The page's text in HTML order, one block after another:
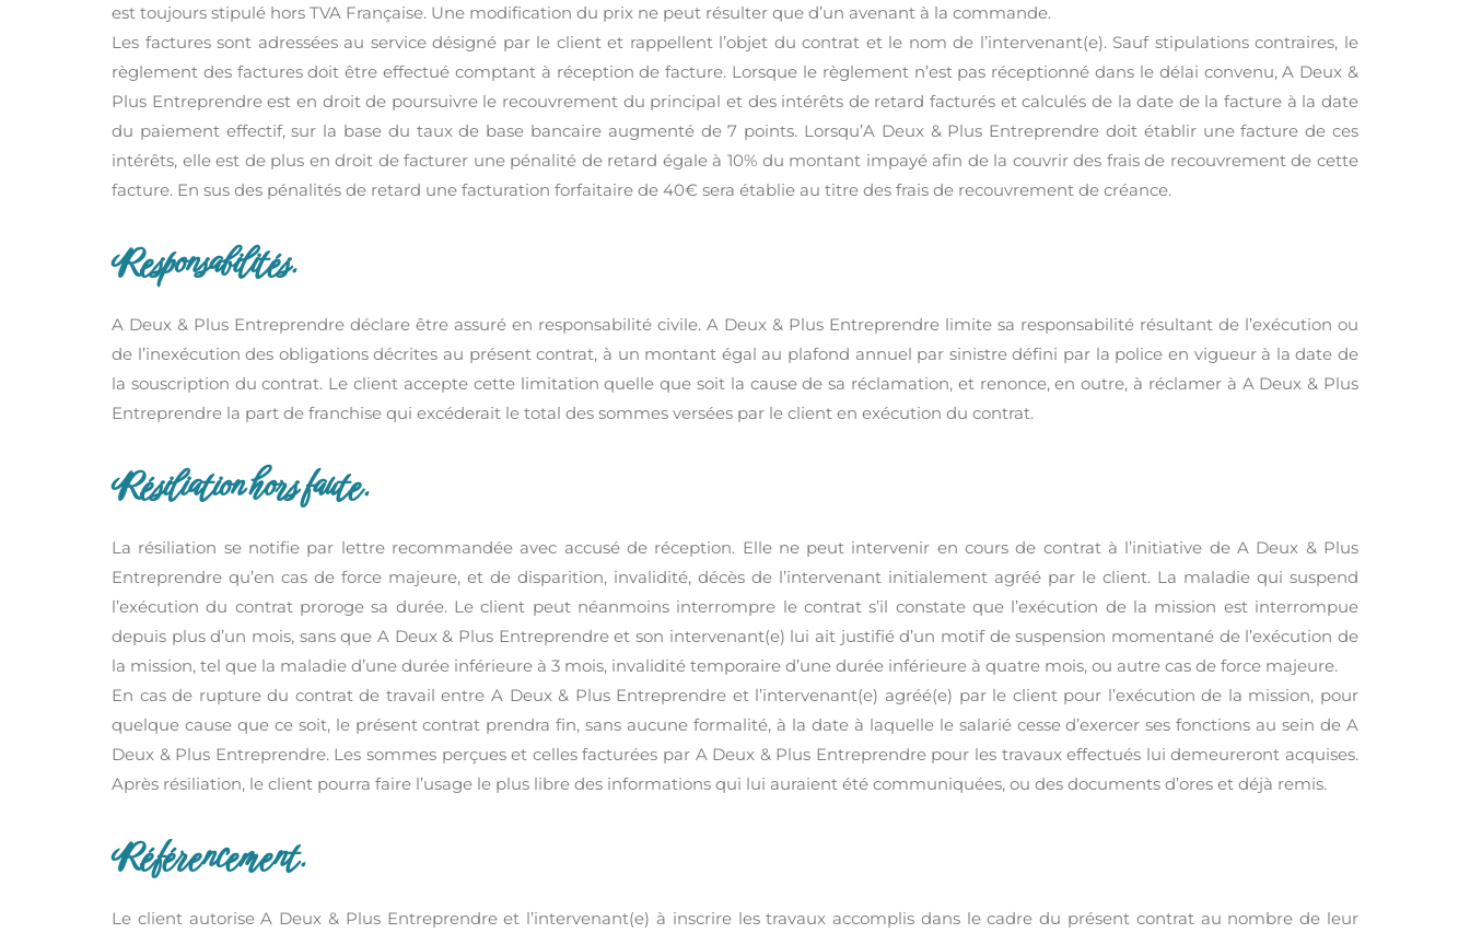
est toujours stipulé hors TVA Française. Une modification du prix ne peut résulter que d’un avenant à la commande.
Les factures sont adressées au service désigné par le client et rappellent l’objet du contrat et le nom de l’intervenant(e). Sauf stipulations contraires, le
règlement des factures doit être effectué comptant à réception de facture. Lorsque le règlement n’est pas réceptionné dans le délai convenu, A Deux &
Plus Entreprendre est en droit de poursuivre le recouvrement du principal et des intérêts de retard facturés et calculés de la date de la facture à la date
du paiement effectif, sur la base du taux de base bancaire augmenté de 7 points. Lorsqu’A Deux & Plus Entreprendre doit établir une facture de ces
intérêts, elle est de plus en droit de facturer une pénalité de retard égale à 10% du montant impayé afin de la couvrir des frais de recouvrement de cette
facture. En sus des pénalités de retard une facturation forfaitaire de 40€ sera établie au titre des frais de recouvrement de créance.
Responsabilités.
A Deux & Plus Entreprendre déclare être assuré en responsabilité civile. A Deux & Plus Entreprendre limite sa responsabilité résultant de l’exécution ou
de l’inexécution des obligations décrites au présent contrat, à un montant égal au plafond annuel par sinistre défini par la police en vigueur à la date de
la souscription du contrat. Le client accepte cette limitation quelle que soit la cause de sa réclamation, et renonce, en outre, à réclamer à A Deux & Plus
Entreprendre la part de franchise qui excéderait le total des sommes versées par le client en exécution du contrat.
Résiliation hors faute.
La résiliation se notifie par lettre recommandée avec accusé de réception. Elle ne peut intervenir en cours de contrat à l’initiative de A Deux & Plus
Entreprendre qu’en cas de force majeure, et de disparition, invalidité, décès de l’intervenant initialement agréé par le client. La maladie qui suspend
l’exécution du contrat proroge sa durée. Le client peut néanmoins interrompre le contrat s’il constate que l’exécution de la mission est interrompue
depuis plus d’un mois, sans que A Deux & Plus Entreprendre et son intervenant(e) lui ait justifié d’un motif de suspension momentané de l’exécution de
la mission, tel que la maladie d’une durée inférieure à 3 mois, invalidité temporaire d’une durée inférieure à quatre mois, ou autre cas de force majeure.
En cas de rupture du contrat de travail entre A Deux & Plus Entreprendre et l’intervenant(e) agréé(e) par le client pour l’exécution de la mission, pour
quelque cause que ce soit, le présent contrat prendra fin, sans aucune formalité, à la date à laquelle le salarié cesse d’exercer ses fonctions au sein de A
Deux & Plus Entreprendre. Les sommes perçues et celles facturées par A Deux & Plus Entreprendre pour les travaux effectués lui demeureront acquises.
Après résiliation, le client pourra faire l’usage le plus libre des informations qui lui auraient été communiquées, ou des documents d’ores et déjà remis.
Référencement.
Le client autorise A Deux & Plus Entreprendre et l’intervenant(e) à inscrire les travaux accomplis dans le cadre du présent contrat au nombre de leur